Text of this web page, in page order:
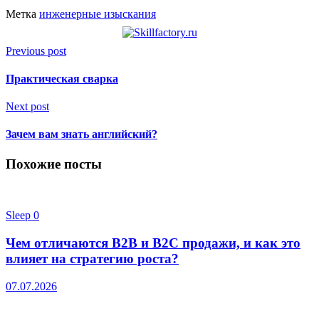
Метка инженерные изыскания
Previous post
Практическая сварка
Next post
Зачем вам знать английский?
Похожие посты
Sleep 0
Чем отличаются B2B и B2C продажи, и как это
влияет на стратегию роста?
07.07.2026